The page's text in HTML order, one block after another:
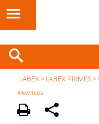
LABEX > LABEX PRIMES>
Membres